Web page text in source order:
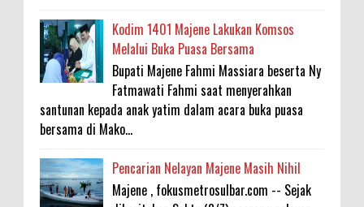
Kodim 1401 Majene Lakukan Komsos
Melalui Buka Puasa Bersama
Bupati Majene Fahmi Massiara beserta Ny
Fatmawati Fahmi saat menyerahkan
santunan kepada anak yatim dalam acara buka puasa
bersama di Mako...
Pencarian Nelayan Majene Masih Nihil
Majene , fokusmetrosulbar.com -- Sejak